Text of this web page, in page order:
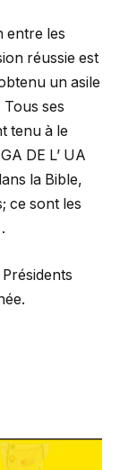
entre les
réussie est
un asile
ses
tenu à le
DE L’ UA
la Bible,
ce sont les